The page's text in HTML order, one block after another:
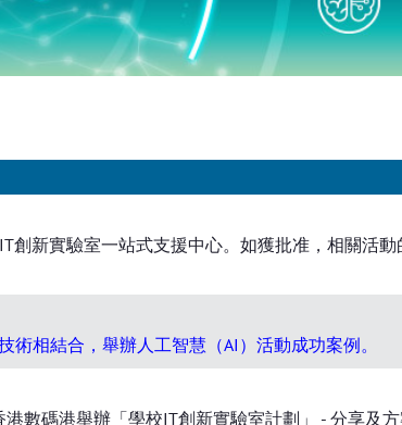
新實驗室一站式支援中心。如獲批准，相關活
相結合，舉辦人工智慧（AI）活動成功案例。
數碼港舉辦「學校IT創新實驗室計劃」 - 分享及